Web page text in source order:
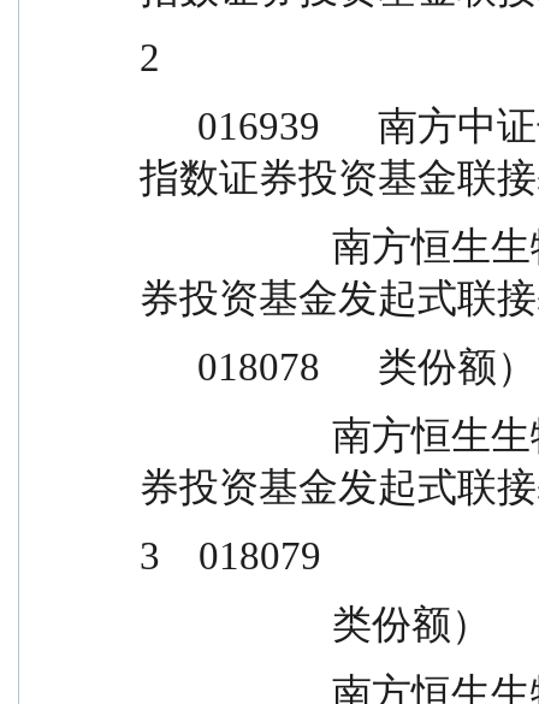
2
指数证券投资基金联
券投资基金发起式联
      018078      类份额）
券投资基金发起式联
3    018079
                    类份额）